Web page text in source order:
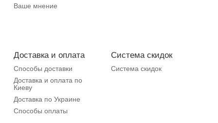
Ваше мнение
Доставка и оплата
Способы доставки
Доставка и оплата по
Киеву
Доставка по Украине
Способы оплаты
Система скидок
Система скидок